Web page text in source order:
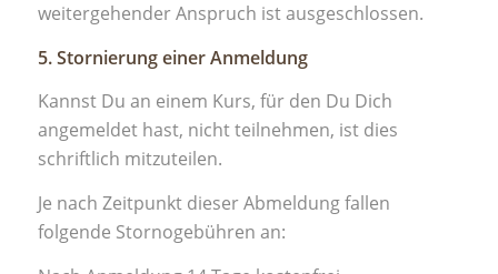
weitergehender Anspruch ist ausgeschlossen.
5. Stornierung einer Anmeldung
Kannst Du an einem Kurs, für den Du Dich
angemeldet hast, nicht teilnehmen, ist dies
schriftlich mitzuteilen.
Je nach Zeitpunkt dieser Abmeldung fallen
folgende Stornogebühren an: